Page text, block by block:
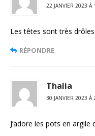
22 JANVIER 2023
Les têtes sont très
RÉPONDRE
Thalia
30 JANVIER 2023
J’adore les pots en